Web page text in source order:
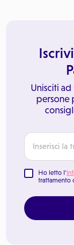
Unisciti
persone
Ho letto l'
trattamento